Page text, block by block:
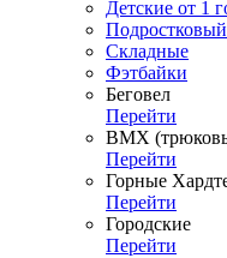
Детские от 1
Складные
Фэтбайки
Беговел
Перейти
ВМХ
Перейти
Горные
Перейти
Городские
Перейти